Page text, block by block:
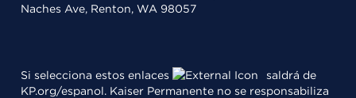
Naches Ave, Renton, WA 98057
Si selecciona estos enlaces
saldrá de
KP.org/espanol. Kaiser Permanente no se responsabiliza